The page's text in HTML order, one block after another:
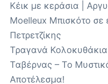
Κέικ με κεράσια |
Moelleux Μπισκότο
Πετρετζίκης
Τραγανά
Ταβέρνας – Το
Αποτέλεσμα!